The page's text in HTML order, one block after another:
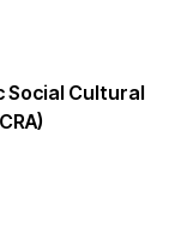
Social Cultural